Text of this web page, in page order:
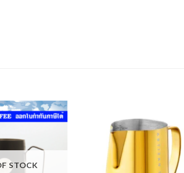
WISHLIST
STOCK